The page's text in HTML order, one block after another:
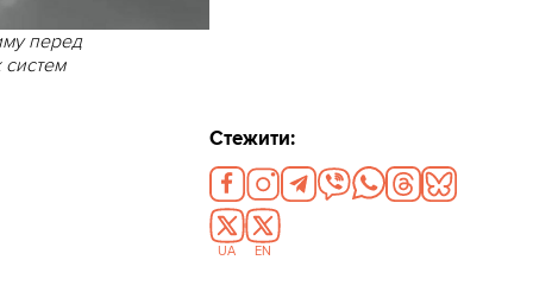
перед
систем
Стежити:
UA EN